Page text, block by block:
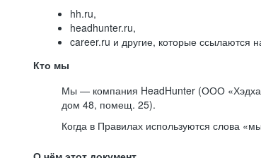
hh.ru,
headhunter.ru,
career.ru и другие, которые
Кто мы
Мы — компания HeadHunter (ООО
дом 48, помещ. 25).
Когда в Правилах используются слова